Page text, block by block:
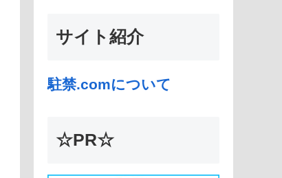
サイト紹介
駐禁.comについて
☆PR☆